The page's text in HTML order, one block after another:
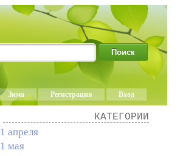
Зима Регистрация Вход
КАТЕГОРИИ
1 апреля
1 мая